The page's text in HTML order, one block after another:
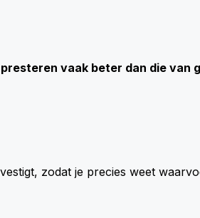
presteren vaak beter dan die van
zodat je precies weet